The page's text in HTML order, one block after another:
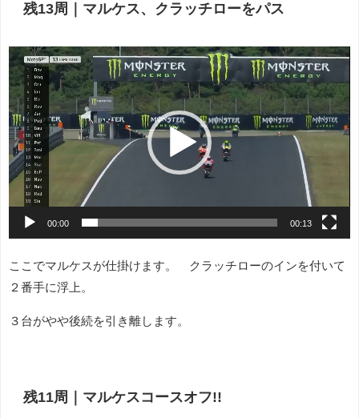
残13周｜マルケス、クラッチローをパス
動
画
プ
レ
ー
ヤ
ー
00:00 00:13
ここでマルケスが仕掛けます。 クラッチローのインを付いて
２番手に浮上。
３台がやや後続を引き離します。
残11周｜マルケスコースオフ!!